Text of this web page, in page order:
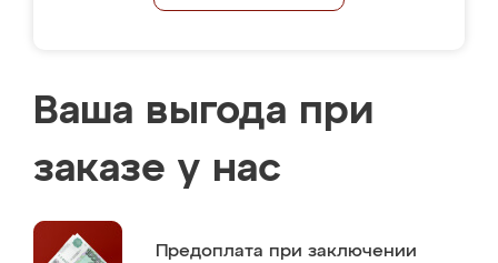
Ваша выгода при
заказе у нас
Предоплата при заключении